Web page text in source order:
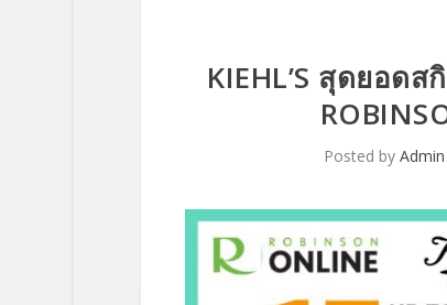
KIEHL’S สุดยอด
Posted byAdmin